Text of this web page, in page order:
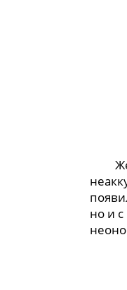
но и